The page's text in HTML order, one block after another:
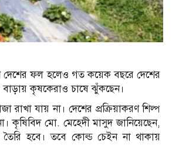
দেশের ফল হলেও গত কয়েক বছরে দেশের
বাড়ায় কৃষকেরাও চাষে ঝুঁকছেন।
রাখা যায় না। দেশের প্রক্রিয়াকরণ শিল্প
কৃষিবিদ মো. মেহেদী মাসুদ জানিয়েছেন,
হবে। তবে কোল্ড চেইন না থাকায়